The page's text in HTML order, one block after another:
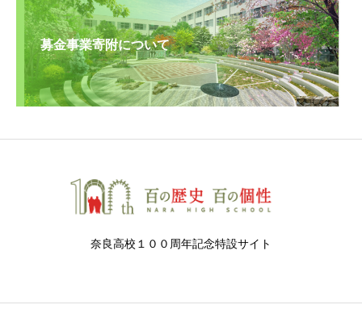
募金事業寄附について
奈良高校１００周年記念特設サイト